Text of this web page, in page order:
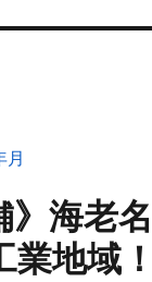
月
》海
地域！